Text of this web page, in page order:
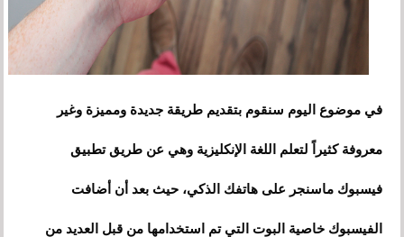
في موضوع اليوم سنقوم بتقديم طريقة جديدة ومميزة وغير
معروفة كثيراً لتعلم اللغة الإنكليزية وهي عن طريق تطبيق
فيسبوك ماسنجر على هاتفك الذكي، حيث بعد أن أضافت
الفيسبوك خاصية البوت التي تم استخدامها من قبل العديد من